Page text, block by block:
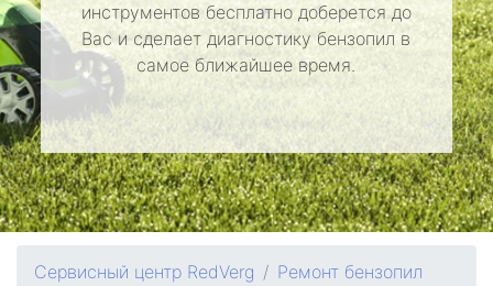
инструментов бесплатно доберется до
Вас и сделает диагностику бензопил в
самое ближайшее время.
Сервисный центр RedVerg
Ремонт бензопил